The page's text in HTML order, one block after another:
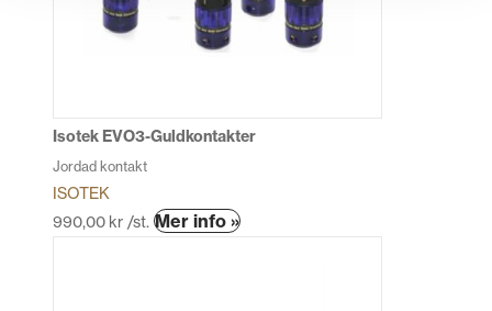
Isotek EVO3-Guldkontakter
Jordad kontakt
ISOTEK
990,00 kr /st. Mer info »Den